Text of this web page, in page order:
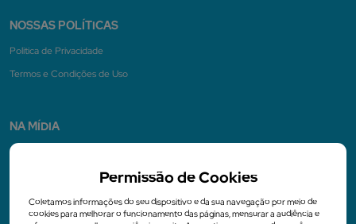
NOSSAS POLÍTICAS
Politica de Privacidade
Termos e Condições de Uso
NA MÍDIA
Permissão de Cookies
Coletamos informações do seu dispositivo e da sua navegação por meio de
cookies para melhorar o funcionamento das páginas, mensurar a audiência e